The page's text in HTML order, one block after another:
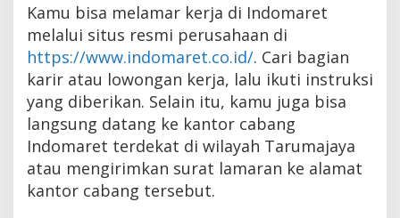
Kamu bisa melamar kerja di Indomaret
melalui situs resmi perusahaan di
https://www.indomaret.co.id/. Cari bagian
karir atau lowongan kerja, lalu ikuti instruksi
yang diberikan. Selain itu, kamu juga bisa
langsung datang ke kantor cabang
Indomaret terdekat di wilayah Tarumajaya
atau mengirimkan surat lamaran ke alamat
kantor cabang tersebut.